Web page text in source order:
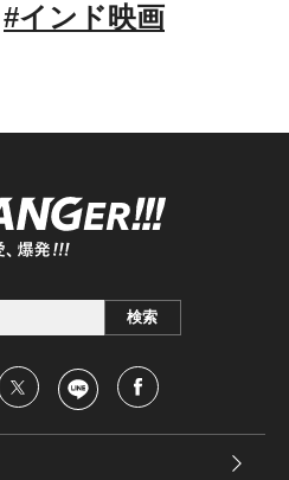
#インド映画